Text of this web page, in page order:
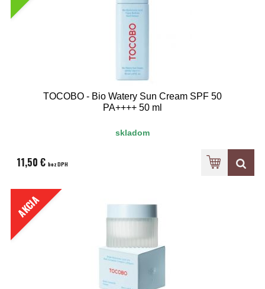
TOCOBO - Bio Watery Sun Cream SPF 50
PA++++ 50 ml
skladom
11,50 € bez DPH
AKCIA